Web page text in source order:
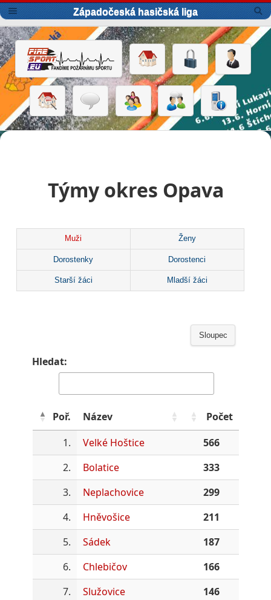
Západočeská hasičská liga
Týmy okres Opava
Muži Ženy
Dorostenky Dorostenci
Starší žáci Mladší žáci
Sloupec
Hledat:
Poř. Název
Počet
1.
Velké Hoštice
566
2.
Bolatice
333
3.
Neplachovice
299
4.
Hněvošice
211
5.
Sádek
187
6.
Chlebičov
166
7.
Služovice
146